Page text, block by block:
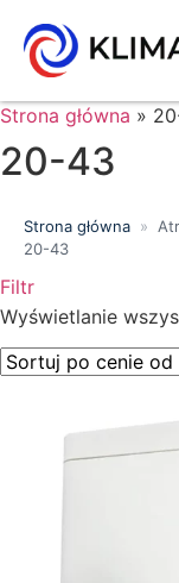
Strona główna »
20-43
Strona główna »
20-43
Filtr
Price filter
Wyszukiwanie
Kategorie
Moc chłodnicza (kW)
Wyświetlanie